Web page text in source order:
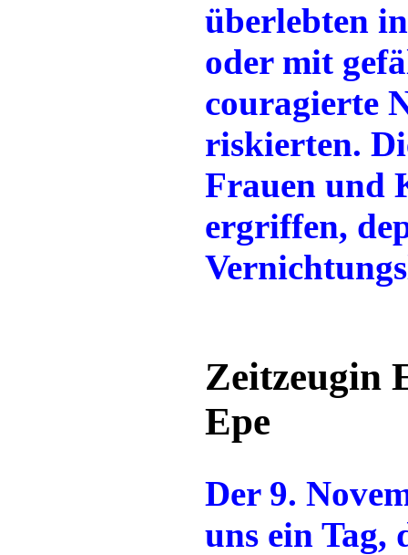
überlebten
oder mit
couragierte
riskierten.
Frauen und
ergriffen,
Zeitzeugin
Epe
Der 9.
uns ein Tag,